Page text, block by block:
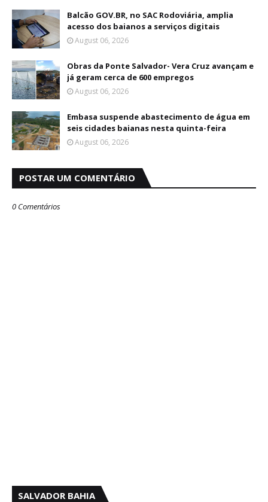
Balcão GOV.BR, no SAC Rodoviária, amplia
acesso dos baianos a serviços digitais
August 06, 2026
Obras da Ponte Salvador- Vera Cruz avançam e
já geram cerca de 600 empregos
August 06, 2026
Embasa suspende abastecimento de água em
seis cidades baianas nesta quinta-feira
August 06, 2026
POSTAR UM COMENTÁRIO
0 Comentários
SALVADOR BAHIA